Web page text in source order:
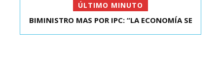
ÚLTIMO MINUTO
KAST SE REUNIÓ CON EL PRESIDENTE ELECTO DE
BIMINISTRO MAS POR IPC: “LA ECONOMÍA SE